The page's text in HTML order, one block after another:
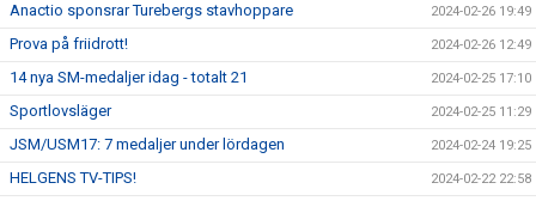
Anactio sponsrar Turebergs stavhoppare 2024-02-26 19:49
Prova på friidrott! 2024-02-26 12:49
14 nya SM-medaljer idag - totalt 21 2024-02-25 17:10
Sportlovsläger 2024-02-25 11:29
JSM/USM17: 7 medaljer under lördagen 2024-02-24 19:25
HELGENS TV-TIPS! 2024-02-22 22:58